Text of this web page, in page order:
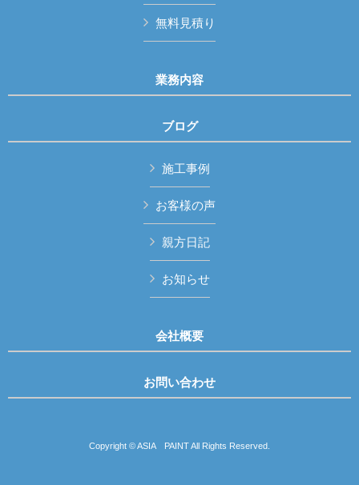
無料見積り
業務内容
ブログ
施工事例
お客様の声
親方日記
お知らせ
会社概要
お問い合わせ
Copyright © ASIA PAINT All Rights Reserved.